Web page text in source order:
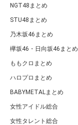
NGT48まとめ
STU48まとめ
乃木坂46まとめ
欅坂46・日向坂46まとめ
ももクロまとめ
ハロプロまとめ
BABYMETALまとめ
女性アイドル総合
女性タレント総合